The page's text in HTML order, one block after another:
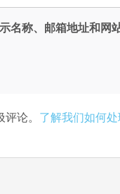
名称、邮箱地址和网
论。 了解我们如何